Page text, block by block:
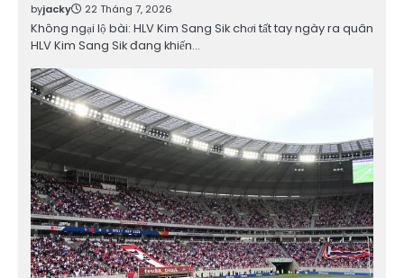
byjacky 22 Tháng 7, 2026
Không ngại lộ bài: HLV Kim Sang Sik chơi tất tay ngày ra quân
HLV Kim Sang Sik đang khiến…